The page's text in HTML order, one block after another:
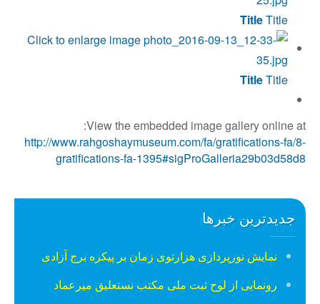
TitleTitle
TitleTitle
View the embedded image gallery online at:
http://www.rahgoshaymuseum.com/fa/gratifications-fa/8-
gratifications-fa-1395#sigProGalleria29b03d58d8
جدیدترین خبرها
نمایش نورپردازی هزارتوی زمان بر پیکره برج آزادی
رونمایی از لوح ثبت ملی مكتب نستعلیق میرعماد